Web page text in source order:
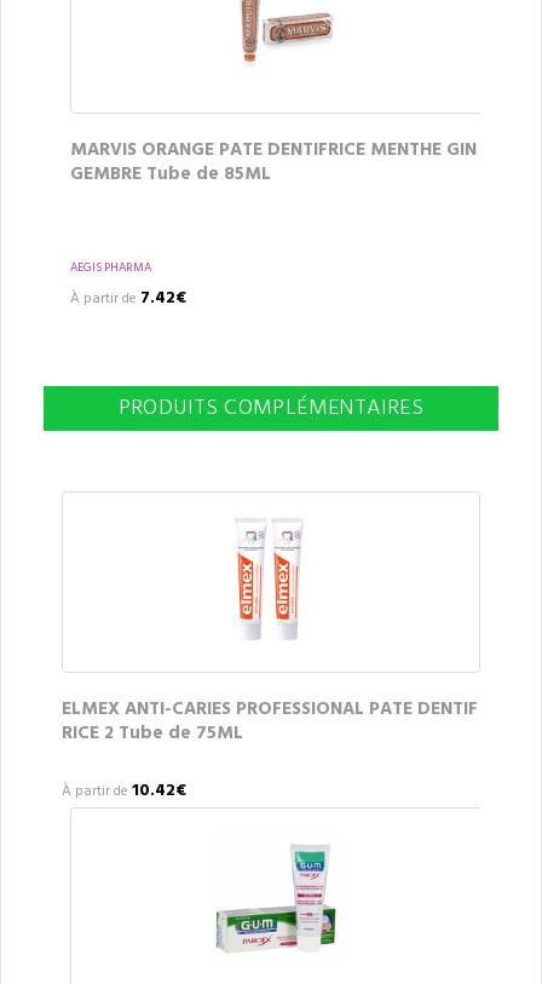
MARVIS ORANGE PATE DENTIFRICE MENTHE GIN
GEMBRE Tube de 85ML
AEGIS PHARMA
À partir de 7.42€
PRODUITS COMPLÉMENTAIRES
ELMEX ANTI-CARIES PROFESSIONAL PATE DENTIF
RICE 2 Tube de 75ML
À partir de 10.42€